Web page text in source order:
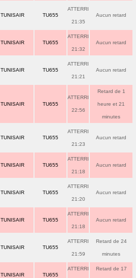
TUNISAIR TU655
ATTERRI
21:35
Aucun retard
TUNISAIR TU655
ATTERRI
21:32
Aucun retard
TUNISAIR TU655
ATTERRI
21:21
Aucun retard
TUNISAIR TU655
ATTERRI
22:56
Retard de 1
heure et 21
minutes
TUNISAIR TU655
ATTERRI
21:23
Aucun retard
TUNISAIR TU655
ATTERRI
21:18
Aucun retard
TUNISAIR TU655
ATTERRI
21:20
Aucun retard
TUNISAIR TU655
ATTERRI
21:18
Aucun retard
TUNISAIR TU655
ATTERRI
21:59
Retard de 24
minutes
TUNISAIR TU655
ATTERRI Retard de 17